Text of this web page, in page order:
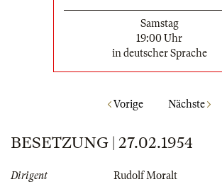
Samstag
19:00 Uhr
in deutscher Sprache
Vorige Nächste
BESETZUNG | 27.02.1954
Dirigent
Rudolf Moralt